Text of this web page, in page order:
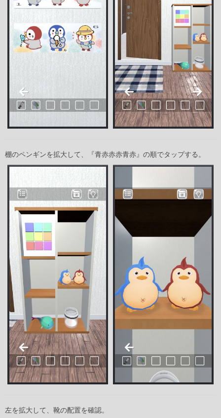
棚のペンギンを拡大して、『青赤赤赤青赤』の順でタップする。
左を拡大して、靴の配置を確認。